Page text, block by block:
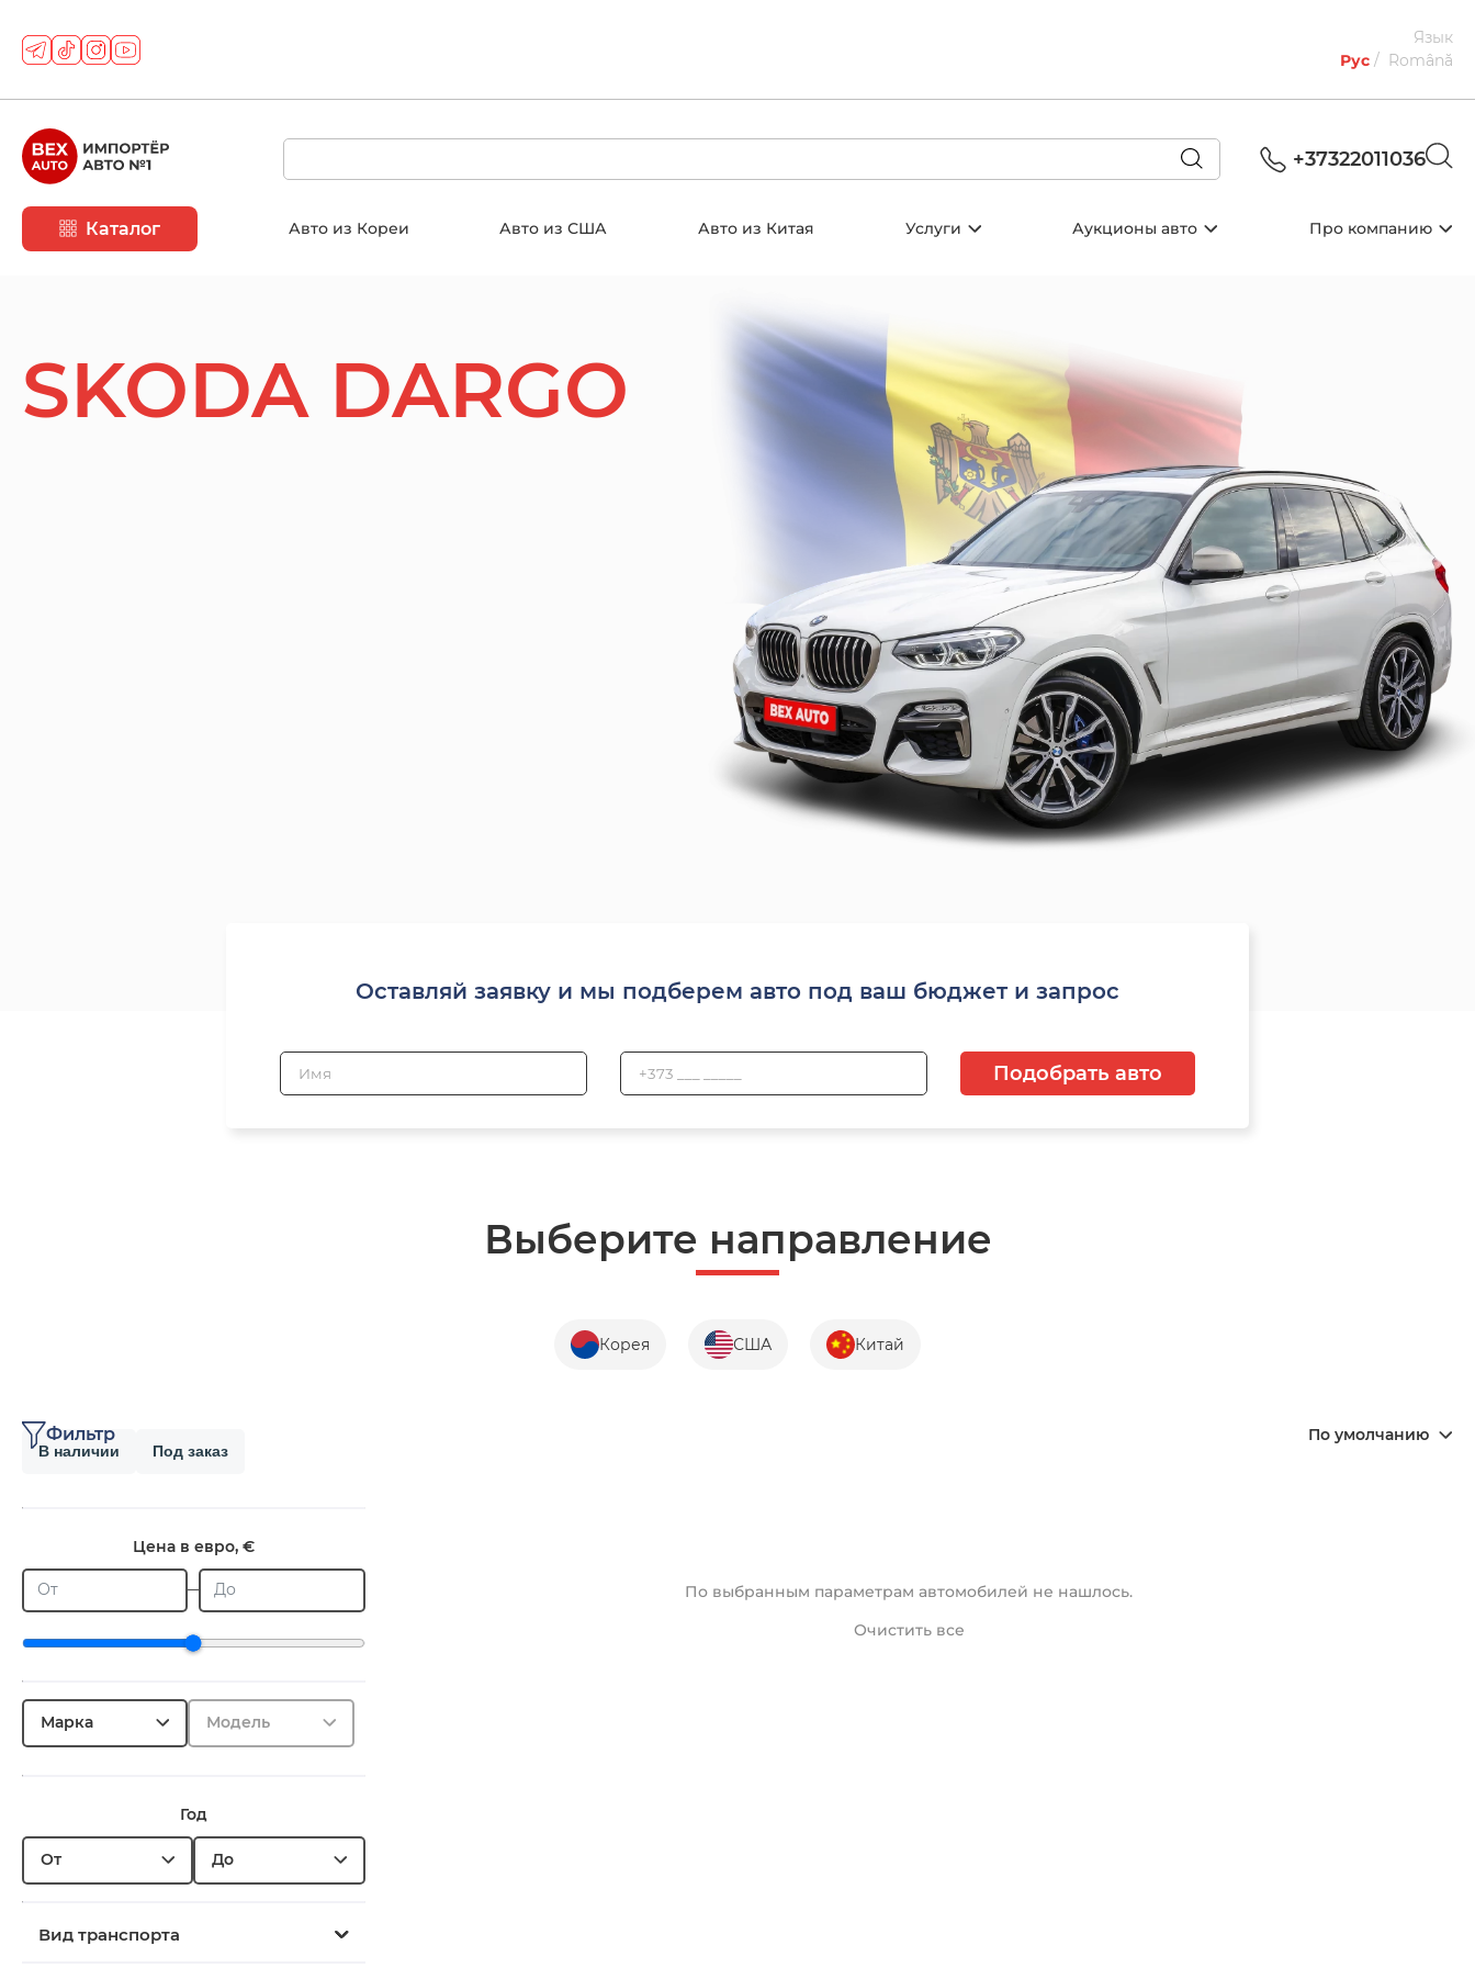
Язык
Рус
Română
+37322011036
Каталог Авто из Кореи Авто из США Авто из Китая Услуги Аукционы авто Про компанию
SKODA DARGO
Оставляй заявку и мы подберем авто под ваш бюджет и запрос
Подобрать авто
Выберите направление
Корея США Китай
Фильтр По умолчанию
В наличии Под заказ
Цена в евро, €
От До
Марка Модель
Год
От До
Вид транспорта
По выбранным параметрам автомобилей не нашлось.
Очистить все